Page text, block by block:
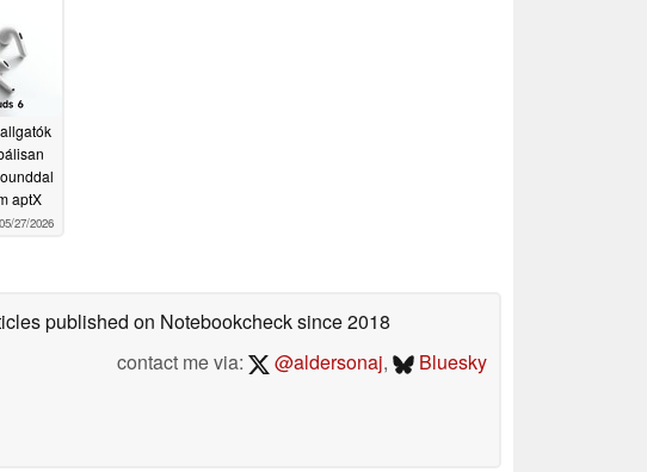
aptX
05/27/2026
published on Notebookchecksince 2018
contact me via:
@aldersonaj, Bluesky